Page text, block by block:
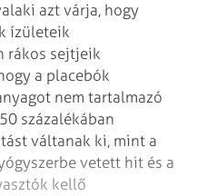
azt várja, hogy
ízületeik
rákos sejtjeik
a placebók
nem tartalmazó
százalékában
váltanak ki, mint a
vetett hit és a
kellő